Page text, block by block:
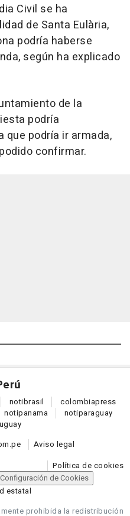
Civil se ha
de Santa Eulària,
podría haberse
según ha explicado
de la
podría
podría ir armada,
confirmar.
notibrasil colombiapress
notipanama notiparaguay
Aviso legal
Política de cookies
Configuración de Cookies
estatal
prohibida la redistribución